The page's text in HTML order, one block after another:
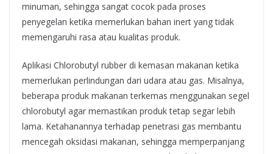
minuman, sehingga sangat cocok pada proses
penyegelan ketika memerlukan bahan inert yang tidak
memengaruhi rasa atau kualitas produk.
Aplikasi Chlorobutyl rubber di kemasan makanan ketika
memerlukan perlindungan dari udara atau gas. Misalnya,
beberapa produk makanan terkemas menggunakan segel
chlorobutyl agar memastikan produk tetap segar lebih
lama. Ketahanannya terhadap penetrasi gas membantu
mencegah oksidasi makanan, sehingga memperpanjang